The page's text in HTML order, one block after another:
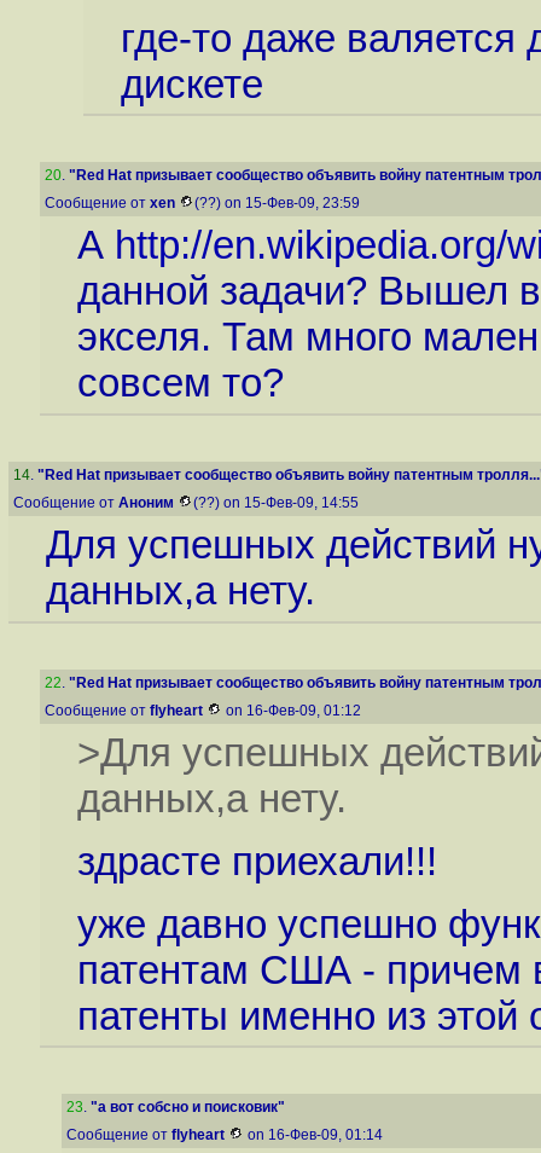
где-то даже
дискете
20. "Red Hat призывает сообщество объявить войну патентным
Сообщение от xen (??) on 15-Фев-09, 23:59
А http://en.wikipedia.org/
данной задачи? Вышел в
экселя. Там много
совсем то?
14. "Red Hat призывает сообщество объявить войну патентным
Сообщение от Аноним (??) on 15-Фев-09, 14:55
Для успешных действий
данных,а нету.
22. "Red Hat призывает сообщество объявить войну патентным
Сообщение от flyheart on 16-Фев-09, 01:12
>Для успешных
данных,а нету.
здрасте приехали!!!
уже давно успешно
патентам США - причем
патенты именно из этой
23. "а вот собсно и поисковик"
Сообщение от flyheart on 16-Фев-09, 01:14